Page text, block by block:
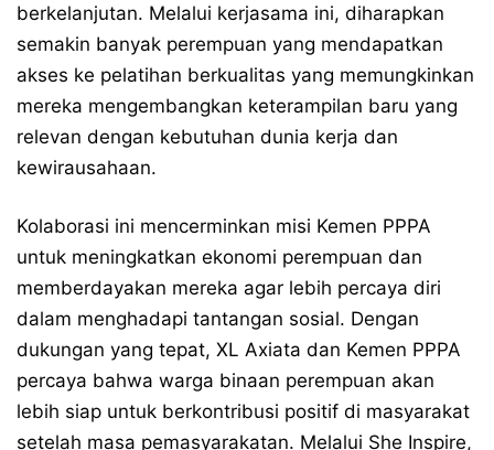
berkelanjutan. Melalui kerjasama ini, diharapkan
semakin banyak perempuan yang mendapatkan
akses ke pelatihan berkualitas yang memungkinkan
mereka mengembangkan keterampilan baru yang
relevan dengan kebutuhan dunia kerja dan
kewirausahaan.
Kolaborasi ini mencerminkan misi Kemen PPPA
untuk meningkatkan ekonomi perempuan dan
memberdayakan mereka agar lebih percaya diri
dalam menghadapi tantangan sosial. Dengan
dukungan yang tepat, XL Axiata dan Kemen PPPA
percaya bahwa warga binaan perempuan akan
lebih siap untuk berkontribusi positif di masyarakat
setelah masa pemasyarakatan. Melalui She Inspire,